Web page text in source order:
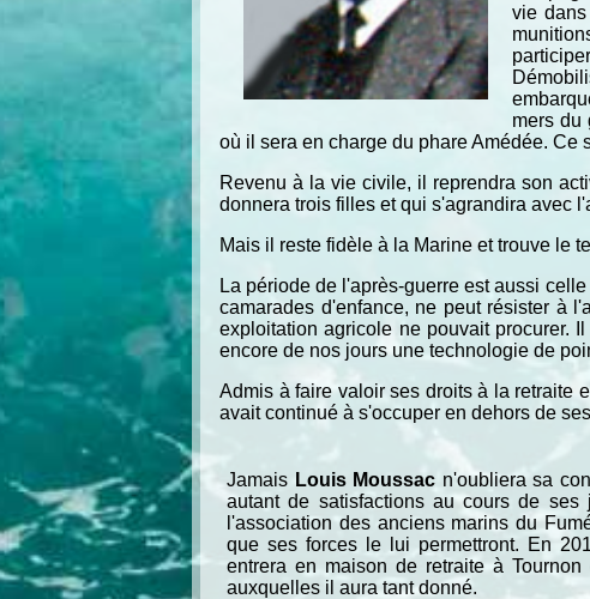
vie
mers du
où il sera en charge du phare Amédée.
Revenu à la vie civile, il reprendra son
donnera trois filles et qui s'agrandira avec
Mais il reste fidèle à la Marine et trouve le
La période de l'après-guerre est aussi
camarades d'enfance, ne peut résister à
exploitation agricole ne pouvait procurer.
encore de nos jours une technologie de
Admis à faire valoir ses droits à la retraite
avait continué à s'occuper en dehors de
Jamais Louis Moussac n'oubliera sa
autant de satisfactions au cours de
l'association des anciens marins du
que ses forces le lui permettront. En
entrera en maison de retraite à
auxquelles il aura tant donné.